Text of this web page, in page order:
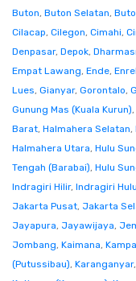
Buton, Buton Selatan,
Cilacap, Cilegon, Cimahi,
Denpasar, Depok,
Empat Lawang, Ende,
Lues, Gianyar, Gorontalo,
Gunung Mas (Kuala Kurun),
Barat, Halmahera Selatan,
Halmahera Utara, Hulu
Tengah (Barabai), Hulu
Indragiri Hilir, Indragiri Hulu
Jakarta Pusat, Jakarta
Jayapura, Jayawijaya,
Jombang, Kaimana,
(Putussibau), Karanganyar,